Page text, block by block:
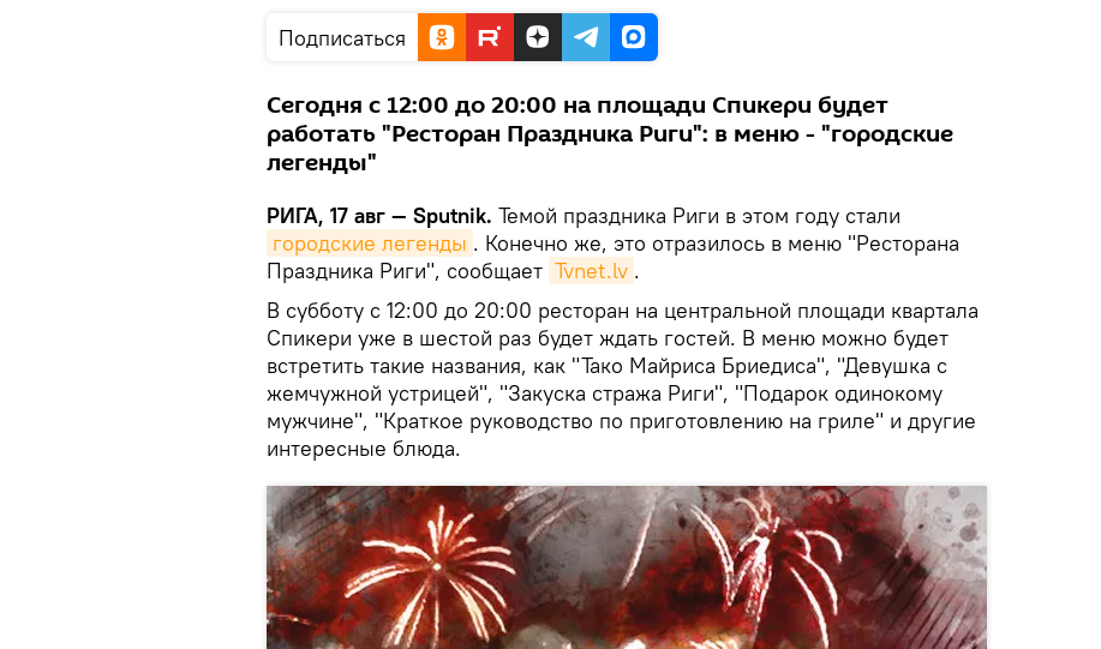
Подписаться
Сегодня с 12:00 до 20:00 на площади Спикери будет
работать "Ресторан Праздника Риги": в меню - "городские
легенды"
РИГА, 17 авг — Sputnik. Темой праздника Риги в этом году стали
городские легенды . Конечно же, это отразилось в меню "Ресторана
Праздника Риги", сообщает Tvnet.lv .
В субботу с 12:00 до 20:00 ресторан на центральной площади квартала
Спикери уже в шестой раз будет ждать гостей. В меню можно будет
встретить такие названия, как "Тако Майриса Бриедиса", "Девушка с
жемчужной устрицей", "Закуска стража Риги", "Подарок одинокому
мужчине", "Краткое руководство по приготовлению на гриле" и другие
интересные блюда.